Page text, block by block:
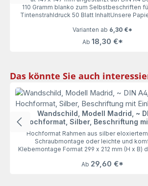
110 Gramm blanko zum Selbstbeschriften
Tintenstrahldruck 50 Blatt InhaltUnsere
lassen keine Wünsche offen. Mit 110
Einleger genau die richtige Stärke zum
Ausdrucken und Einlegen. Vorgestanzt auf
Varianten ab 6,30 €*
Ab 18,30 €*
Produktgalerie überspringen
Das könnte Sie auch
Wandschild, Modell Madrid, ~
Hochformat, Silber, Beschriftung
Hochformat Rahmen aus silber
Schraubmontage oder leichte und
Klebemontage Format 299 x 212 mm (H x B)
Beschriftungseinlage (wechselbar)
Ab 29,60 €*